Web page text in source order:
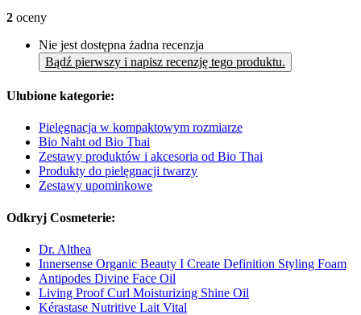
2 oceny
Nie jest dostępna żadna recenzja
Bądź pierwszy i napisz recenzję tego produktu.
Ulubione kategorie:
Pielęgnacja w kompaktowym rozmiarze
Bio Naht od Bio Thai
Zestawy produktów i akcesoria od Bio Thai
Produkty do pielęgnacji twarzy
Zestawy upominkowe
Odkryj Cosmeterie:
Dr. Althea
Innersense Organic Beauty I Create Definition Styling Foam
Antipodes Divine Face Oil
Living Proof Curl Moisturizing Shine Oil
Kérastase Nutritive Lait Vital